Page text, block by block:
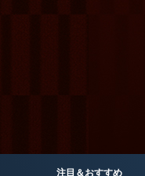
注目＆おすすめ